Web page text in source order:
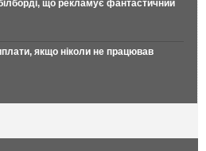
що рекламує фантастичний
якщо ніколи не працював